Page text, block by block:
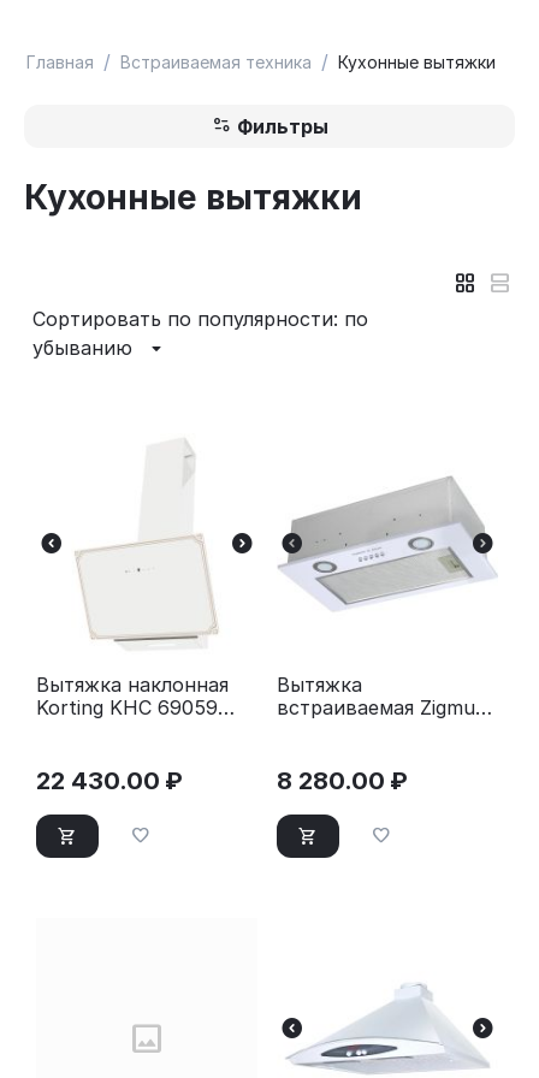
Главная / Встраиваемая техника / Кухонные вытяжки
Фильтры
Кухонные вытяжки
Сортировать по популярности: по
убыванию
Вытяжка наклонная
Korting KHC 69059
22 430.00 ₽
Вытяжка
встраиваемая Zigmund
8 280.00 ₽